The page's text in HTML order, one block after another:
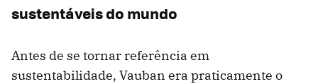
sustentáveis do mundo
Antes de se tornar referência em
sustentabilidade, Vauban era praticamente o